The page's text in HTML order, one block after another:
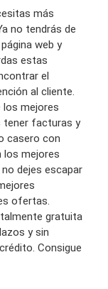
más
no tendrás de
web y
estas
el
al cliente.
los mejores
tener facturas y
casero con
los mejores
dejes escapar
ofertas.
gratuita
y sin
Consigue